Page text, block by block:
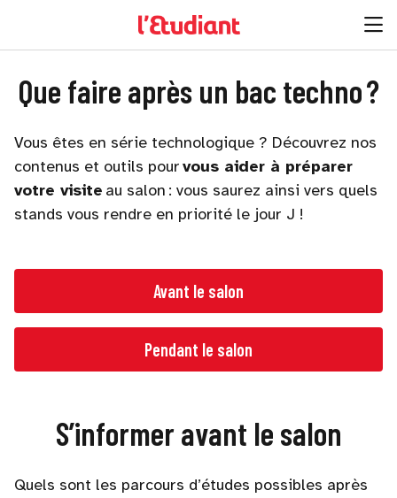
Que faire après un bac techno ?
Vous êtes en série technologique ? Découvrez nos
contenus et outils pourvous aider à préparer
votre visite au salon : vous saurez ainsi vers quels
stands vous rendre en priorité le jour J !
Avant le salon
Pendant le salon
S’informer avant le salon
Quels sont les parcours d’études possibles après